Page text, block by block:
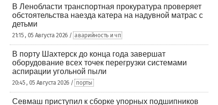
В Ленобласти транспортная прокуратура проверяет
обстоятельства наезда катера на надувной матрас с
детьми
21:15 , 05 Августа 2026 / аварийность и чп
В порту Шахтерск до конца года завершат
оборудование всех точек перегрузки системами
аспирации угольной пыли
20:45 , 05 Августа 2026 / порты
Севмаш приступил к сборке упорных подшипников